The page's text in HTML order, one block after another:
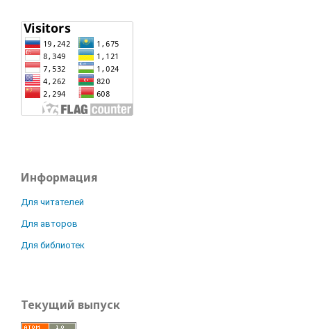
Информация
Для читателей
Для авторов
Для библиотек
Текущий выпуск